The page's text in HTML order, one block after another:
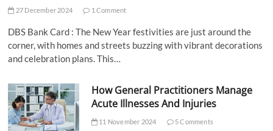
27 December 2024 1 Comment
DBS Bank Card : The New Year festivities are just around the
corner, with homes and streets buzzing with vibrant decorations
and celebration plans. This…
How General Practitioners Manage
Acute Illnesses And Injuries
11 November 2024 5 Comments